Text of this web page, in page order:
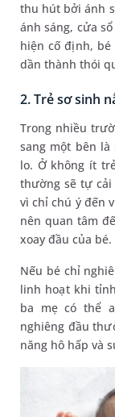
thu hút bởi ánh
ánh sáng, cửa
hiện cố định,
dần thành thói
2. Trẻ sơ sinh
Trong nhiều
sang một bên
lo. Ở không ít
thường sẽ tự
vì chỉ chú ý đến
nên quan tâm
xoay đầu của bé.
Nếu bé chỉ
linh hoạt khi
ba mẹ có thể
nghiêng đầu
năng hô hấp và